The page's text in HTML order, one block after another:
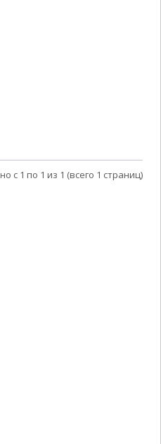
с 1 по 1 из 1 (всего 1 страниц)